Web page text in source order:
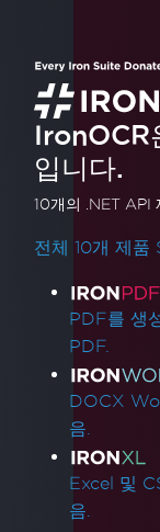
1월 10,
NET Maui
.NET MAUI
모바일 앱을 개
는 IronOCR 프
한 포괄적인 가
더 읽어보기
IronOCR
입니다.
10개의 .NET API
전체 10개 제품
제품 링크
PDF를 생
PDF.
DOCX
음.
Excel 및
음.